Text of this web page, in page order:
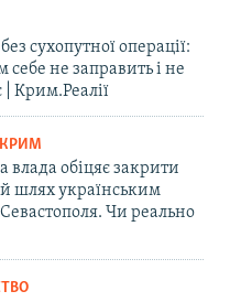
сухопутної операції:
себе не заправить і не
| Крим.Реалії
КРИМ
влада обіцяє закрити
шлях українським
Чи реально